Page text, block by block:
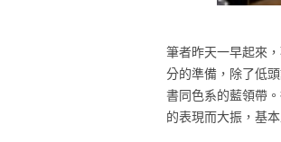
筆者昨天一早起來
分的準備，除了低
書同色系的藍領帶
的表現而大振，基